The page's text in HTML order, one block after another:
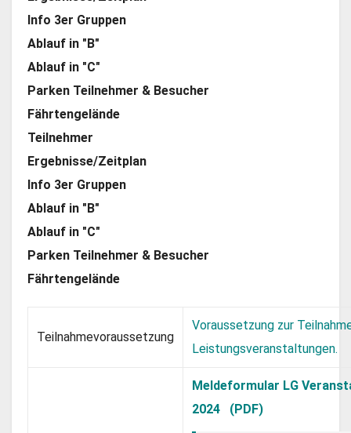
Info 3er Gruppen
Ablauf in "B"
Ablauf in "C"
Parken Teilnehmer & Besucher
Fährtengelände
Teilnehmer
Ergebnisse/Zeitplan
Info 3er Gruppen
Ablauf in "B"
Ablauf in "C"
Parken Teilnehmer & Besucher
Fährtengelände
Teilnahmevoraussetzung
Voraussetzung zur
Leistungsveranstaltungen.
Meldeformular LG
2024 (PDF)